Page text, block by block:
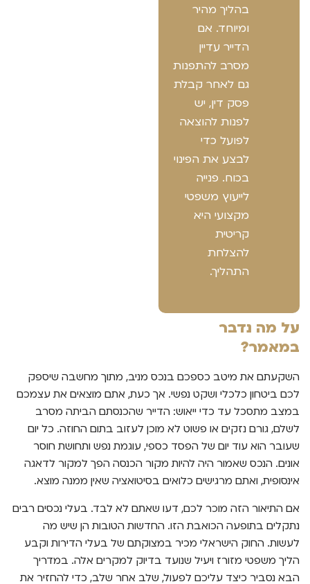
בהליך מהיר
ומיוחד. אם
הדייר עדיין
מסרב להתפנות
גם לאחר קבלת
פסק דין, יש
לפנות להוצאה
לפועל כדי
לבצע את הפינוי
בכוח. פנייה
לייעוץ משפטי
מקצועי היא
קריטית
להצלחת
התהליך.
על מה נדבר
במאמר?
השקעתם את מיטב כספכם בנכס מניב, מתוך מחשבה שיספק
לכם ביטחון כלכלי ושקט נפשי. אך כעת, אתם מוצאים את עצמכם
במצב מתסכל עד כדי ייאוש: הדייר שהכנסתם הביתה מסרב
לשלם, גורם נזקים או פשוט לא מוכן לעזוב בתום החוזה. כל יום
שעובר הוא עוד יום של הפסד כספי, עוגמת נפש ותחושת חוסר
אונים. הנכס שאמור היה להיות מקור הכנסה הפך למקור לדאגה
אינסופית, ואתם מרגישים כלואים בסיטואציה שאין ממנה מוצא.
אם התיאור הזה מוכר לכם, דעו שאתם לא לבד. בעלי נכסים רבים
נתקלים בתופעה הכואבת הזו. החדשות הטובות הן שיש מה
לעשות. החוק הישראלי מכיר במצוקתם של בעלי הדירות וקבע
הליך משפטי מזורז ויעיל שנועד בדיוק למקרים אלה. במדריך
הבא נסביר כיצד עליכם לפעול, שלב אחר שלב, כדי להחזיר את